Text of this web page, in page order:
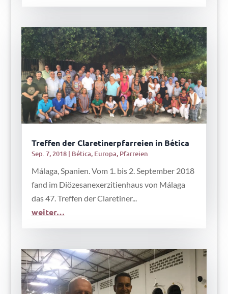
Treffen der Claretinerpfarreien in Bética
Sep. 7, 2018| Bética, Europa, Pfarreien
Málaga, Spanien. Vom 1. bis 2. September 2018
fand im Diözesanexerzitienhaus von Málaga
das 47. Treffen der Claretiner...
weiter…